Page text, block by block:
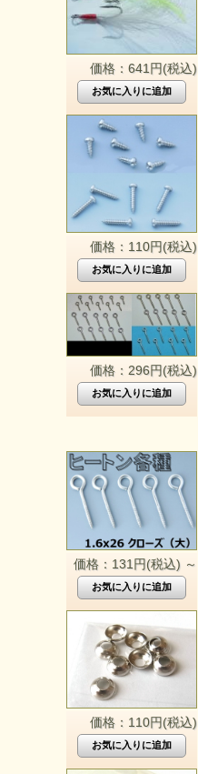
価格：641円(税込)
価格：110円(税込)
価格：296円(税込)
価格：131円(税込) ～
価格：110円(税込)